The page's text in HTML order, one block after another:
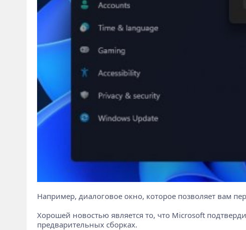
Например, диалоговое окно, которое позволяет вам
Хорошей новостью является то, что Microsoft
предварительных сборках.